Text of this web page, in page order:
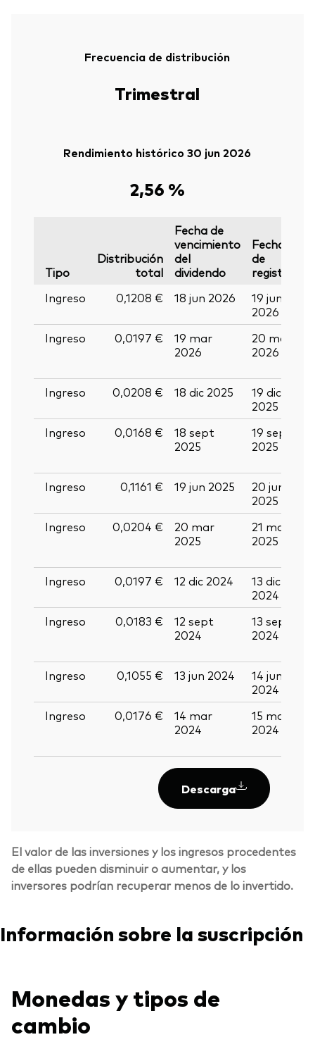
Frecuencia de distribución
Trimestral
Rendimiento histórico 30 jun 2026
2,56 %
Tipo
Distribución
total
Fecha de
vencimiento
del
dividendo
Fecha
de
registro
Ingreso
0,1208 € 18 jun 2026
19 jun
2026
Ingreso
0,0197 €
19 mar
2026
20 mar
2026
Ingreso
0,0208 € 18 dic 2025
19 dic
2025
Ingreso
0,0168 €
18 sept
2025
19 sept
2025
Ingreso
0,1161 € 19 jun 2025
20 jun
2025
Ingreso
0,0204 €
20 mar
2025
21 mar
2025
Ingreso
0,0197 € 12 dic 2024
13 dic
2024
Ingreso
0,0183 €
12 sept
2024
13 sept
2024
Ingreso
0,1055 € 13 jun 2024
14 jun
2024
Ingreso
0,0176 €
14 mar
2024
15 mar
2024
Descarga
El valor de las inversiones y los ingresos procedentes
de ellas pueden disminuir o aumentar, y los
inversores podrían recuperar menos de lo invertido.
Información sobre la suscripción
Monedas y tipos de
cambio